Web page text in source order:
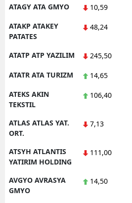
ATAGY ATA GMYO 10,59
ATAKP ATAKEY
PATATES
48,24
ATATP ATP YAZILIM 245,50
ATATR ATA TURIZM 14,65
ATEKS AKIN
TEKSTIL
106,40
ATLAS ATLAS YAT.
ORT.
7,13
ATSYH ATLANTIS
YATIRIM HOLDING
111,00
AVGYO AVRASYA
GMYO
14,50